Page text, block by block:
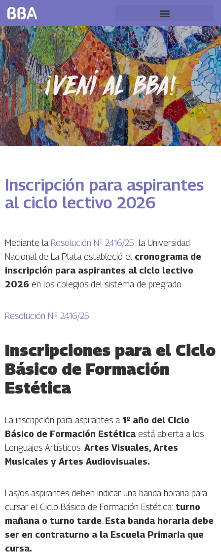
Inscripción para aspirantes
al ciclo lectivo 2026
Mediante la Resolución Nº 2416/25 la Universidad
Nacional de La Plata estableció el cronograma de
inscripción para aspirantes al ciclo lectivo
2026 en los colegios del sistema de pregrado.
Resolución N.º 2416/25
Inscripciones para el Ciclo
Básico de Formación
Estética
La inscripción para aspirantes a 1º año del Ciclo
Básico de Formación Estética está abierta a los
Lenguajes Artísticos: Artes Visuales, Artes
Musicales y Artes Audiovisuales.
Las/os aspirantes deben indicar una banda horaria para
cursar el Ciclo Básico de Formación Estética: turno
mañana o turno tarde Esta banda horaria debe
ser en contraturno a la Escuela Primaria que
cursa.